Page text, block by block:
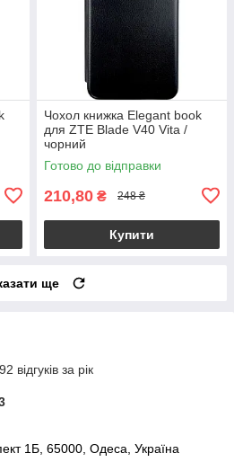
Чохол книжка Elegant book
для ZTE Blade V40 Vita /
чорний
Готово до відправки
210,80 ₴ 248 ₴
Купити
ще
відгуків за рік
1Б, 65000, Одеса, Україна